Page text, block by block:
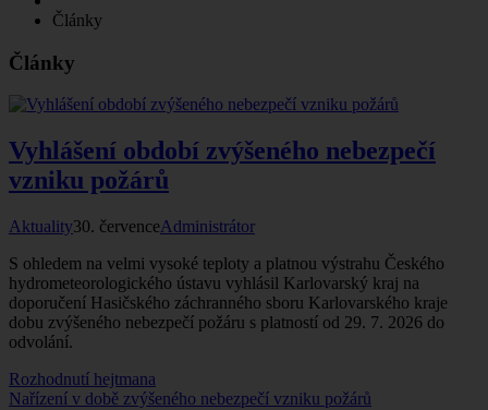
Články
Články
Vyhlášení období zvýšeného nebezpečí
vzniku požárů
Aktuality30. červenceAdministrátor
S ohledem na velmi vysoké teploty a platnou výstrahu Českého
hydrometeorologického ústavu vyhlásil Karlovarský kraj na
doporučení Hasičského záchranného sboru Karlovarského kraje
dobu zvýšeného nebezpečí požáru s platností od 29. 7. 2026 do
odvolání.
Rozhodnutí hejtmana
Nařízení v době zvýšeného nebezpečí vzniku požárů